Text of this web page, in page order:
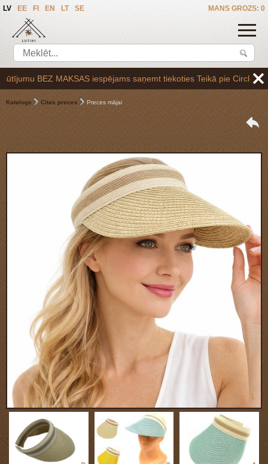
MANS GROZS: 0
LV EE FI EN LT SE
BEZ MAKSAS iespējams saņemt tiekoties Teikā pie Circle K
Katalogs Citas preces Preces mājai
1